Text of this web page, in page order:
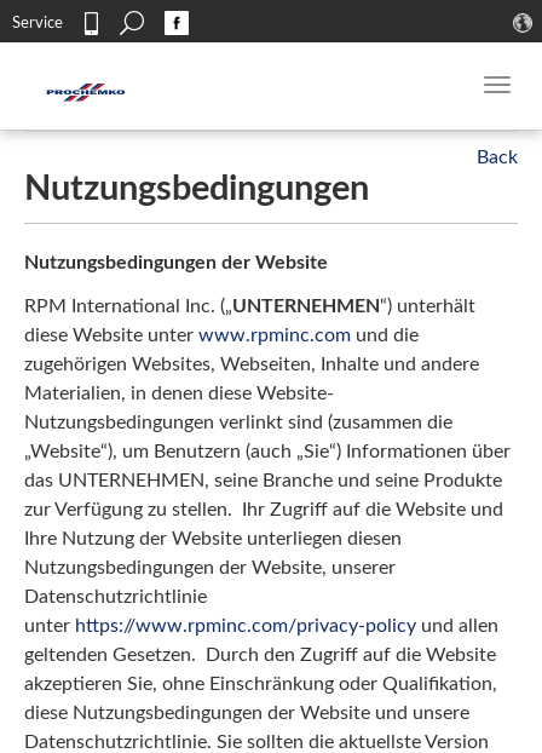
Service KontaktSearch
Nutzungsbedingungen
Nutzungsbedingungen der Website
RPM International Inc. („UNTERNEHMEN“) unterhält
diese Website unter www.rpminc.com und die
zugehörigen Websites, Webseiten, Inhalte und andere
Materialien, in denen diese Website-
Nutzungsbedingungen verlinkt sind (zusammen die
„Website“), um Benutzern (auch „Sie“) Informationen über
das UNTERNEHMEN, seine Branche und seine Produkte
zur Verfügung zu stellen. Ihr Zugriff auf die Website und
Ihre Nutzung der Website unterliegen diesen
Nutzungsbedingungen der Website, unserer
Datenschutzrichtlinie
unter https://www.rpminc.com/privacy-policy und allen
geltenden Gesetzen. Durch den Zugriff auf die Website
akzeptieren Sie, ohne Einschränkung oder Qualifikation,
diese Nutzungsbedingungen der Website und unsere
Datenschutzrichtlinie. Sie sollten die aktuellste Version